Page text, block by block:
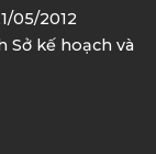
05/2012
Sở kế hoạch và